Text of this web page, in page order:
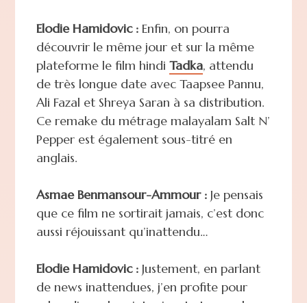
Elodie Hamidovic :Enfin, on pourra
découvrir le même jour et sur la même
plateforme le film hindi Tadka, attendu
de très longue date avec Taapsee Pannu,
Ali Fazal et Shreya Saran à sa distribution.
Ce remake du métrage malayalam Salt N’
Pepper est également sous-titré en
anglais.
Asmae Benmansour-Ammour :Je pensais
que ce film ne sortirait jamais, c’est donc
aussi réjouissant qu’inattendu…
Elodie Hamidovic :Justement, en parlant
de news inattendues, j’en profite pour